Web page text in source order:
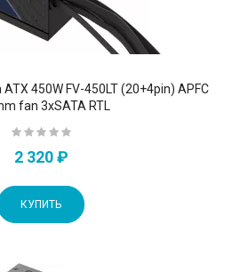
450W FV-450LT (20+4pin) APFC
fan 3xSATA RTL
2 320 ₽
КУПИТЬ